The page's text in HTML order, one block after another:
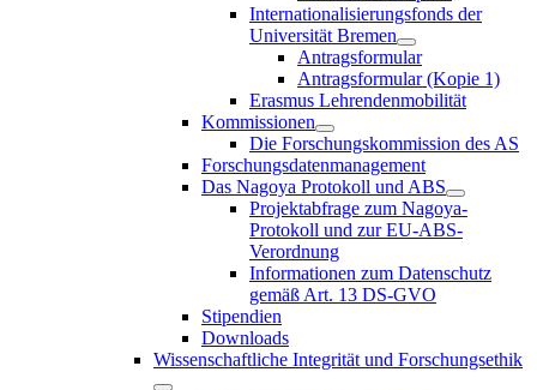
Internationalisierungsfonds der
Universität Bremen
Antragsformular
Antragsformular (Kopie 1)
Erasmus Lehrendenmobilität
Kommissionen
Die Forschungskommission des AS
Forschungsdatenmanagement
Das Nagoya Protokoll und ABS
Projektabfrage zum Nagoya-
Protokoll und zur EU-ABS-
Verordnung
Informationen zum Datenschutz
gemäß Art. 13 DS-GVO
Stipendien
Downloads
Wissenschaftliche Integrität und Forschungsethik